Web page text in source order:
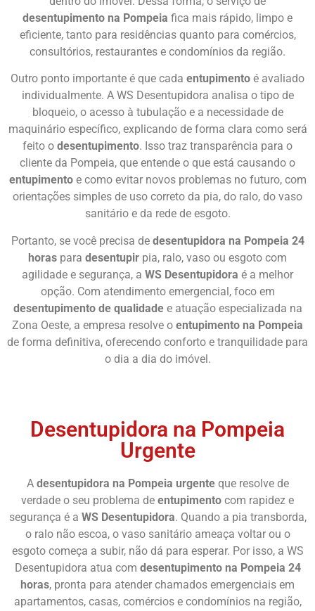
desentupimento na Pompeia fica mais rápido, limpo e
eficiente, tanto para residências quanto para comércios,
consultórios, restaurantes e condomínios da região.
Outro ponto importante é que cada entupimento é avaliado
individualmente. A WS Desentupidora analisa o tipo de
bloqueio, o acesso à tubulação e a necessidade de
maquinário específico, explicando de forma clara como será
feito o desentupimento. Isso traz transparência para o
cliente da Pompeia, que entende o que está causando o
entupimentoe como evitar novos problemas no futuro, com
orientações simples de uso correto da pia, do ralo, do vaso
sanitário e da rede de esgoto.
Portanto, se você precisa de desentupidora na Pompeia 24
horas para desentupir pia, ralo, vaso ou esgoto com
agilidade e segurança, a WS Desentupidora é a melhor
opção. Com atendimento emergencial, foco em
desentupimento de qualidadee atuação especializada na
Zona Oeste, a empresa resolve o entupimento na Pompeia
de forma definitiva, oferecendo conforto e tranquilidade para
o dia a dia do imóvel.
Desentupidora na Pompeia
Urgente
A desentupidora na Pompeia urgenteque resolve de
verdade o seu problema de entupimento com rapidez e
segurança é a WS Desentupidora. Quando a pia transborda,
o ralo não escoa, o vaso sanitário ameaça voltar ou o
esgoto começa a subir, não dá para esperar. Por isso, a WS
Desentupidora atua com desentupimento na Pompeia 24
horas, pronta para atender chamados emergenciais em
apartamentos, casas, comércios e condomínios na região,